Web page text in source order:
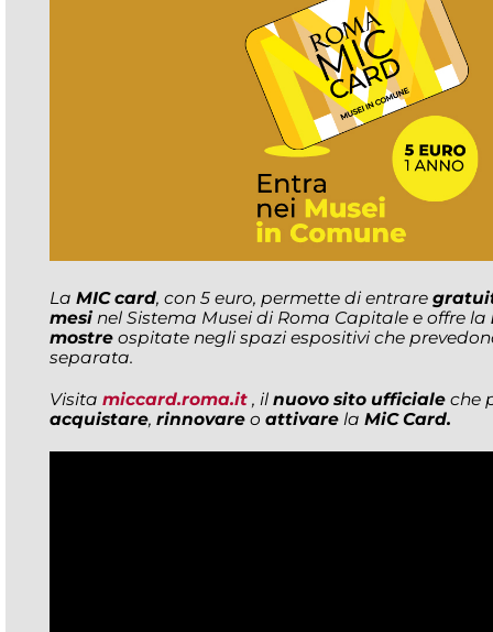
La MIC card, con 5 euro, permette di entrare
mesi nel Sistema Musei di Roma Capitale e offre la
mostre ospitate negli spazi espositivi che
separata.
Visita miccard.roma.it , il nuovo sito ufficiale che
acquistare, rinnovare o attivare la MiC Card.